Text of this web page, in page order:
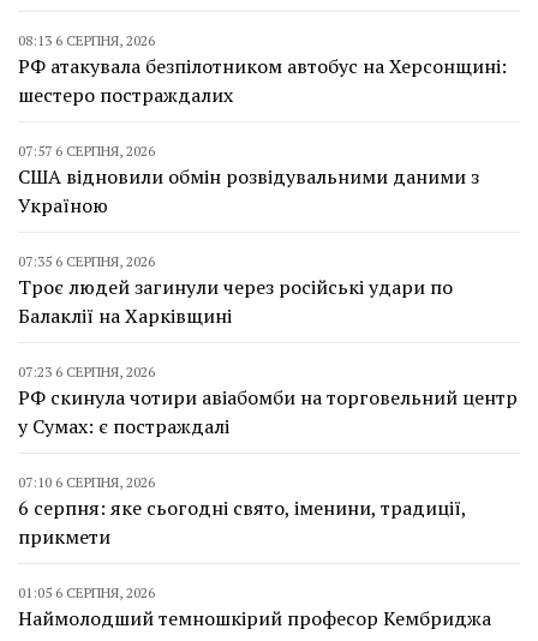
08:13 6 СЕРПНЯ, 2026
РФ атакувала безпілотником автобус на Херсонщині:
шестеро постраждалих
07:57 6 СЕРПНЯ, 2026
США відновили обмін розвідувальними даними з
Україною
07:35 6 СЕРПНЯ, 2026
Троє людей загинули через російські удари по
Балаклії на Харківщині
07:23 6 СЕРПНЯ, 2026
РФ скинула чотири авіабомби на торговельний центр
у Сумах: є постраждалі
07:10 6 СЕРПНЯ, 2026
6 серпня: яке сьогодні свято, іменини, традиції,
прикмети
01:05 6 СЕРПНЯ, 2026
Наймолодший темношкірий професор Кембриджа